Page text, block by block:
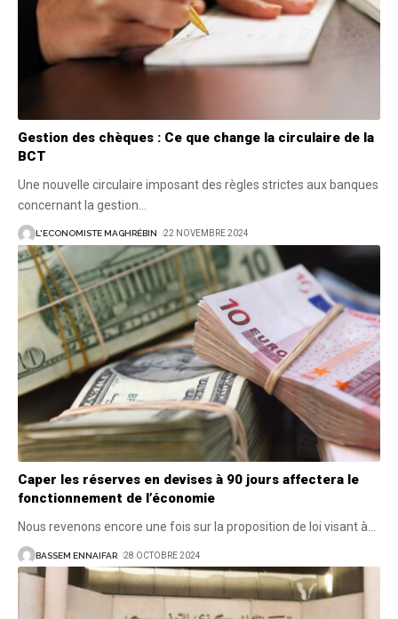
Gestion des chèques : Ce que change la circulaire de la
BCT
Une nouvelle circulaire imposant des règles strictes aux banques
concernant la gestion
L'ECONOMISTE MAGHRÉBIN 22 NOVEMBRE 2024
Caper les réserves en devises à 90 jours affectera le
fonctionnement de l’économie
Nous revenons encore une fois sur la proposition de loi visant à…
BASSEM ENNAIFAR 28 OCTOBRE 2024